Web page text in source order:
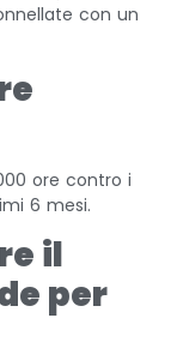
con un
ore contro i
6 mesi.
il
per